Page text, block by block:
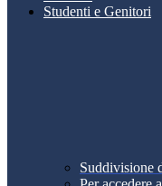
Studenti e Genitori
Suddivisione